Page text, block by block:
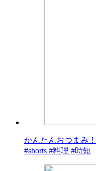
かんたんおつまみ
#shorts #料理 #時短